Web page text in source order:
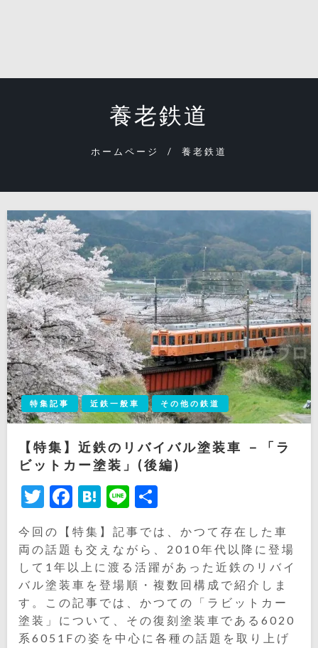
養老鉄道
ホームページ 養老鉄道
特集記事 近鉄一般車 その他の鉄道
【特集】近鉄のリバイバル塗装車 －「ラ
ビットカー塗装」(後編)
Twitter
Facebook
Hatena
Line
今回の【特集】記事では、かつて存在した車
両の話題も交えながら、2010年代以降に登場
して1年以上に渡る活躍があった近鉄のリバイ
バル塗装車を登場順・複数回構成で紹介しま
す。この記事では、かつての「ラビットカー
塗装」について、その復刻塗装車である6020
系6051Fの姿を中心に各種の話題を取り上げ